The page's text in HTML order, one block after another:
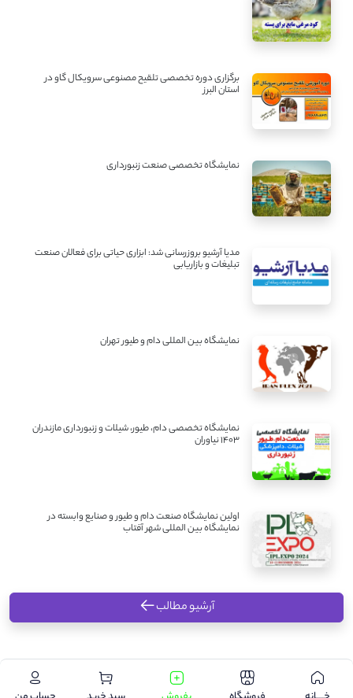
برگزاری دوره تخصصی تلقیح مصنوعی سرویکال گاو در
استان البرز
نمایشگاه تخصصی صنعت زنبورداری
مدیا آرشیو بروزرسانی شد: ابزاری حیاتی برای فعالان صنعت
تبلیغات و بازاریابی
نمایشگاه بین المللی دام و طیور تهران
نمایشگاه تخصصی دام، طیور، شیلات و زنبورداری مازندران
1403 نیاوران
اولین نمایشگاه صنعت دام و طیور و صنایع وابسته در
نمایشگاه بین المللی شهر آفتاب
آرشیو مطالب